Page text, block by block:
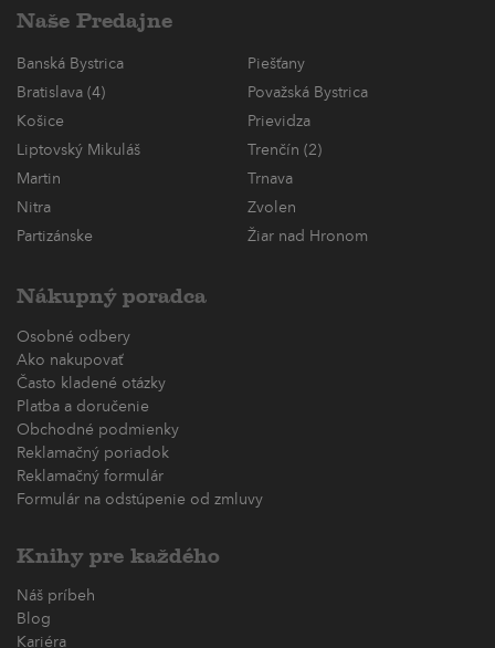
Naše Predajne
Banská Bystrica
Piešťany
Bratislava (4)
Považská Bystrica
Košice
Prievidza
Liptovský Mikuláš
Trenčín (2)
Martin
Trnava
Nitra
Zvolen
Partizánske
Žiar nad Hronom
Nákupný poradca
Osobné odbery
Ako nakupovať
Často kladené otázky
Platba a doručenie
Obchodné podmienky
Reklamačný poriadok
Reklamačný formulár
Formulár na odstúpenie od zmluvy
Knihy pre každého
Náš príbeh
Blog
Kariéra